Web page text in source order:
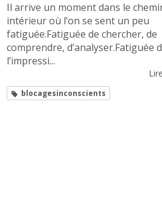
Il arrive un moment dans le
intérieur où l’on se sent un peu
fatiguée.Fatiguée de chercher, de
comprendre, d’analyser.Fatiguée
l’impressi...
blocagesinconscients